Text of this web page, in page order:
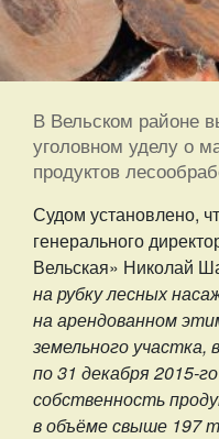
В Вельском районе
уголовном уделу о
продуктов
Судом установлено,
генерального
Вельская» Николай
на рубку лесных
на арендованном
земельного участка,
по 31 декабря 2015-
собственность
в объёме свыше 197